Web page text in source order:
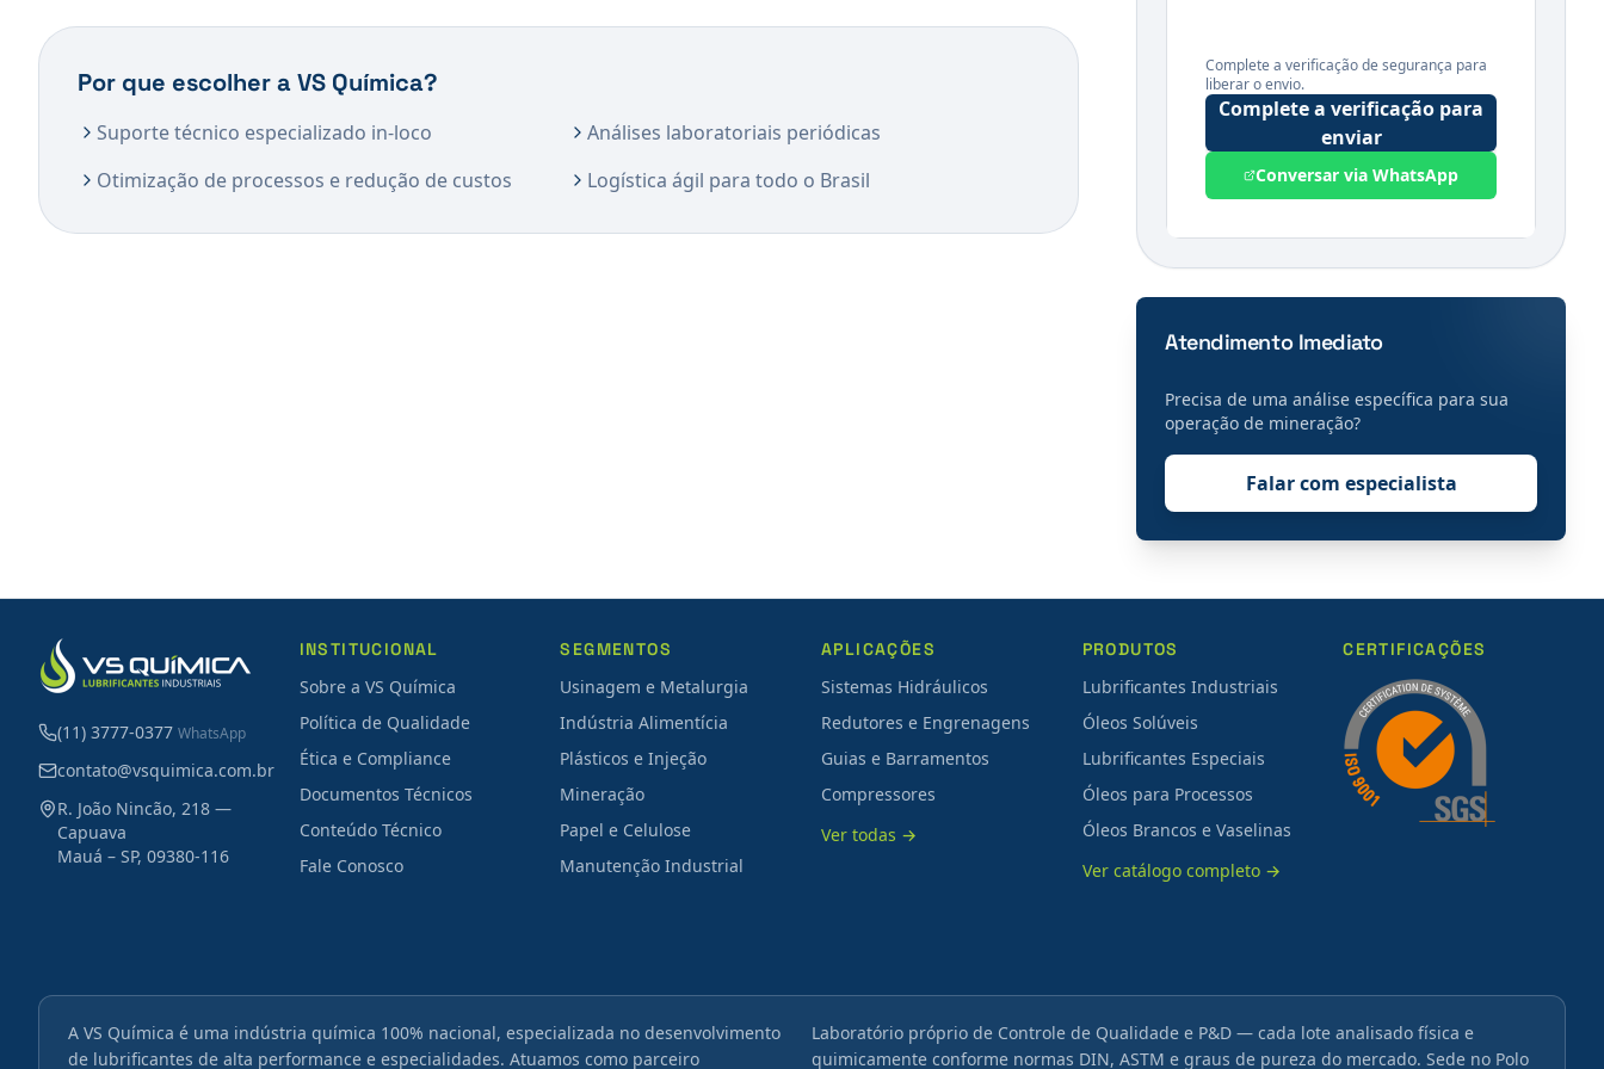
Por que escolher a VS Química?
Suporte técnico especializado in-loco
Análises laboratoriais periódicas
Otimização de processos e redução de custos
Logística ágil para todo o Brasil
Complete a verificação de segurança para
liberar o envio.
Complete a verificação para
enviar
Conversar via WhatsApp
Atendimento Imediato
Precisa de uma análise específica para sua
operação de mineração?
Falar com especialista
(11) 3777-0377 WhatsApp
contato@vsquimica.com.br
R. João Nincão, 218 —
Capuava
Mauá – SP, 09380-116
INSTITUCIONAL
Sobre a VS Química
Política de Qualidade
Ética e Compliance
Documentos Técnicos
Conteúdo Técnico
Fale Conosco
SEGMENTOS
Usinagem e Metalurgia
Indústria Alimentícia
Plásticos e Injeção
Mineração
Papel e Celulose
Manutenção Industrial
APLICAÇÕES
Sistemas Hidráulicos
Redutores e Engrenagens
Guias e Barramentos
Compressores
Ver todas →
PRODUTOS
Lubrificantes Industriais
Óleos Solúveis
Lubrificantes Especiais
Óleos para Processos
Óleos Brancos e Vaselinas
Ver catálogo completo →
CERTIFICAÇÕES
A VS Química é uma indústria química 100% nacional, especializada no desenvolvimento
de lubrificantes de alta performance e especialidades. Atuamos como parceiro
Laboratório próprio de Controle de Qualidade e P&D — cada lote analisado física e
quimicamente conforme normas DIN, ASTM e graus de pureza do mercado. Sede no Polo